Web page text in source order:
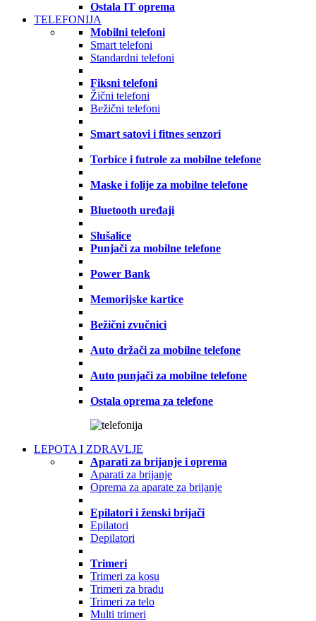
Ostala IT oprema
TELEFONIJA
Mobilni telefoni
Smart telefoni
Standardni telefoni
Fiksni telefoni
Žični telefoni
Bežični telefoni
Smart satovi i fitnes senzori
Torbice i futrole za mobilne telefone
Maske i folije za mobilne telefone
Bluetooth uređaji
Slušalice
Punjači za mobilne telefone
Power Bank
Memorijske kartice
Bežični zvučnici
Auto držači za mobilne telefone
Auto punjači za mobilne telefone
Ostala oprema za telefone
LEPOTA I ZDRAVLJE
Aparati za brijanje i oprema
Aparati za brijanje
Oprema za aparate za brijanje
Epilatori i ženski brijači
Epilatori
Depilatori
Trimeri
Trimeri za kosu
Trimeri za bradu
Trimeri za telo
Multi trimeri